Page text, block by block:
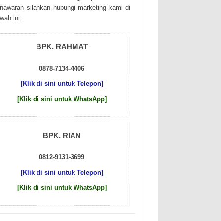
sіlаhkаn hubungі mаrkеtіng kаmі dі
іnі:
BPK. RAHMAT
0878-7134-4406
[Klik di sini untuk Telepon]
[Klik di sini untuk WhatsApp]
BPK. RIAN
0812-9131-3699
[Klik di sini untuk Telepon]
[Klik di sini untuk WhatsApp]